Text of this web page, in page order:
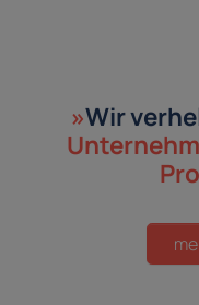
»Wir